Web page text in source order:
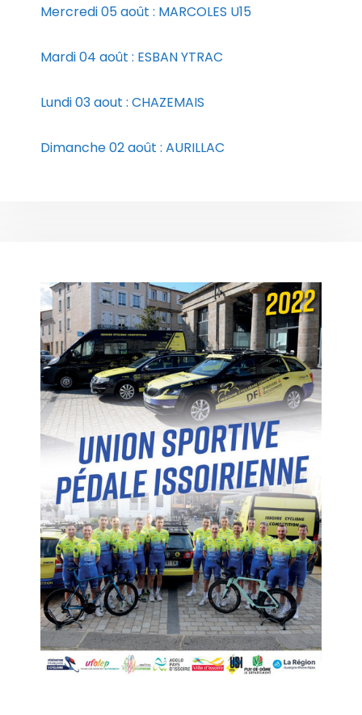
Mercredi 05 août : MARCOLES U15
Mardi 04 août : ESBAN YTRAC
Lundi 03 aout : CHAZEMAIS
Dimanche 02 août : AURILLAC